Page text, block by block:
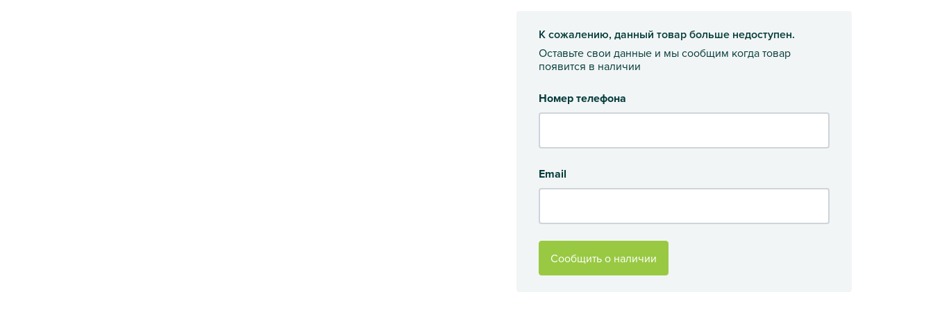
К сожалению, данный товар больше недоступен.
Оставьте свои данные и мы сообщим когда товар
появится в наличии
Номер телефона
Email
Сообщить о наличии